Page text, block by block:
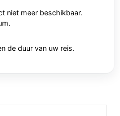
niet meer beschikbaar.
de duur van uw reis.